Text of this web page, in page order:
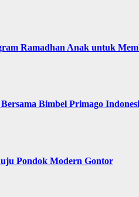
Ramadhan Anak untuk
Bimbel Primago
Pondok Modern Gontor